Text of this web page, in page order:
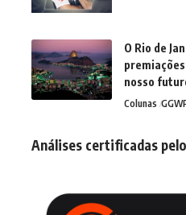
O Rio de
nosso
Colunas
Análises certificadas pelo